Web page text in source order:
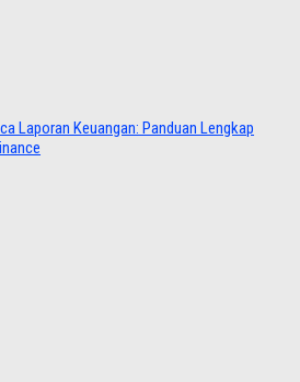
Laporan Keuangan: Panduan Lengkap